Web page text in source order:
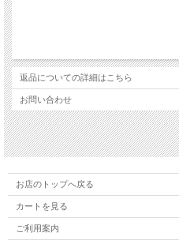
返品についての詳細はこちら
お問い合わせ
お店のトップへ戻る
カートを見る
ご利用案内